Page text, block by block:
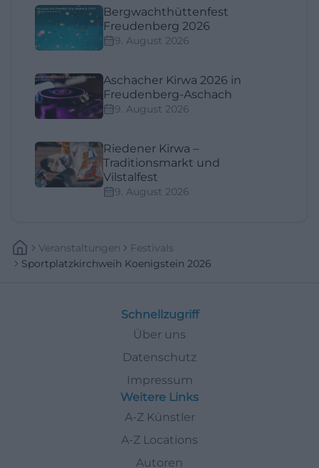
Bergwachthüttenfest
Freudenberg 2026
9. August 2026
Aschacher Kirwa 2026 in
Freudenberg-Aschach
9. August 2026
Riedener Kirwa –
Traditionsmarkt und
Vilstalfest
9. August 2026
Veranstaltungen
Festivals
Sportplatzkirchweih Koenigstein 2026
Schnellzugriff
Über uns
Datenschutz
Impressum
Weitere Links
A-Z Künstler
A-Z Locations
Autoren